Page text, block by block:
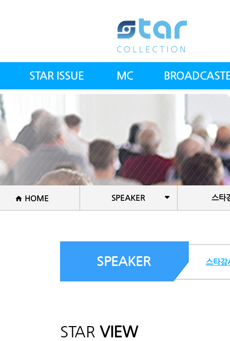
STAR ISSUE
스타뉴스
스컬 갤러리
공지사항
MC
아나운서(남) 전문의사
건강트레이너
방송PD&작가
셰프
HOME SPEAKER 스타
SPEAKER 스타강
STAR VIEW